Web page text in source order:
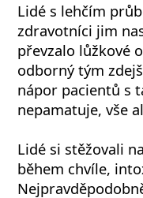
Lidé s lehčím
zdravotníci jim
převzalo lůžkové
odborný tým
nápor pacientů s
nepamatuje, vše
Lidé si stěžovali
během chvíle,